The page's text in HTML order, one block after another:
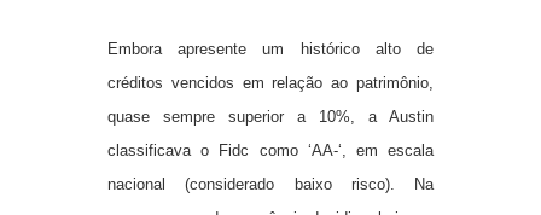
Embora apresente um histórico alto de
créditos vencidos em relação ao patrimônio,
quase sempre superior a 10%, a Austin
classificava o Fidc como ‘AA-‘, em escala
nacional (considerado baixo risco). Na